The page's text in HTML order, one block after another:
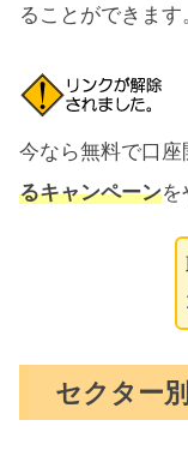
ることができます
今なら無料で口座
るキャンペーンを
セクター